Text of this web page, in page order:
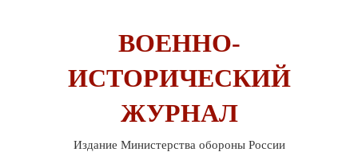
ВОЕННО-
ИСТОРИЧЕСКИЙ
ЖУРНАЛ
Издание Министерства обороны России